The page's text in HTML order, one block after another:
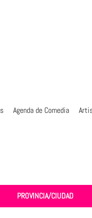
Agenda de Comedia
PROVINCIA/CIUDAD